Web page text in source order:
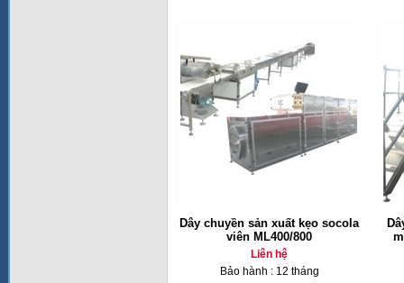
Dây chuyền sản xuất kẹo socola
viên ML400/800
Liên hệ
Bảo hành : 12 tháng